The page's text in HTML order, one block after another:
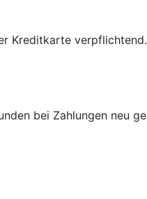
Kreditkarte verpflichtend.
bei Zahlungen neu